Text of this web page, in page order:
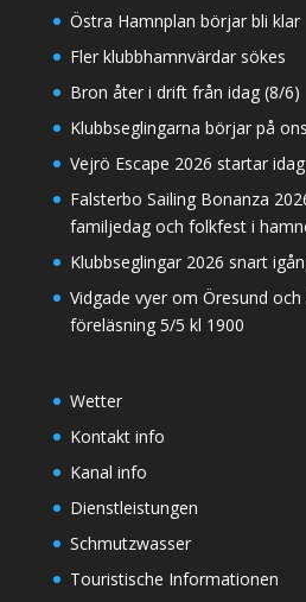
Östra Hamnplan börjar bli klar
Fler klubbhamnvärdar sökes
Bron åter i drift från idag (8/6)
Klubbseglingarna börjar på
Vejrö Escape 2026 startar idag
Falsterbo Sailing Bonanza
familjedag och folkfest i
Klubbseglingar 2026 snart
Vidgade vyer om Öresund
föreläsning 5/5 kl 1900
Wetter
Kontakt info
Kanal info
Dienstleistungen
Schmutzwasser
Touristische Informationen